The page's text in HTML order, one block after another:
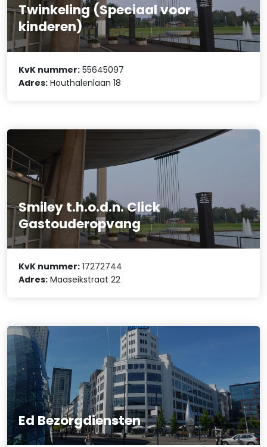
Twinkeling (Speciaal voor
kinderen)
KvK nummer: 55645097
Adres: Houthalenlaan 18
Smiley t.h.o.d.n. Click
Gastouderopvang
KvK nummer: 17272744
Adres: Maaseikstraat 22
Ed Bezorgdiensten